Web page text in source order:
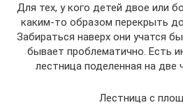
Для тех, у кого детей двое или
каким-то образом перекрыть
Забираться наверх они учатся
бывает проблематично. Есть
лестница поделенная на две
Лестница с